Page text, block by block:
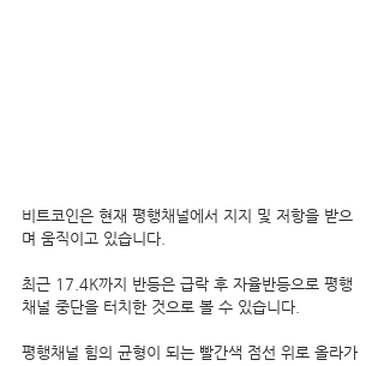
비트코인은 현재 평행채널에서 지지 및 저항을 받으
며 움직이고 있습니다.
최근 17.4K까지 반등은 급락 후 자율반등으로 평행
채널 중단을 터치한 것으로 볼 수 있습니다.
평행채널 힘의 균형이 되는 빨간색 점선 위로 올라가